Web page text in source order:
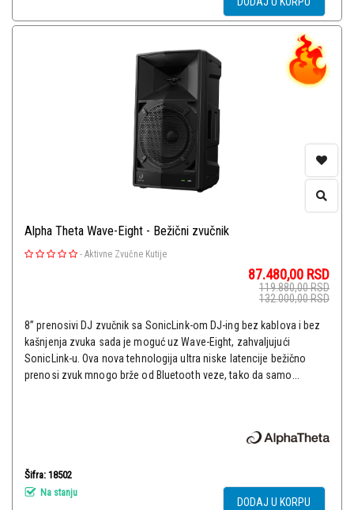
Alpha Theta Wave-Eight - Bežični zvučnik
- Aktivne Zvučne Kutije
87.480,00 RSD
119.880,00RSD
132.000,00RSD
8” prenosivi DJ zvučnik sa SonicLink-om DJ-ing bez kablova i bez
kašnjenja zvuka sada je moguć uz Wave-Eight, zahvaljujući
SonicLink-u. Ova nova tehnologija ultra niske latencije bežično
prenosi zvuk mnogo brže od Bluetooth veze, tako da samo...
Šifra: 18502
Na stanju
DODAJ U KORPU